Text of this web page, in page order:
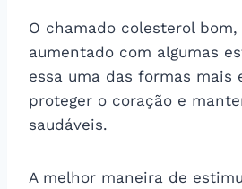
O chamado colesterol
aumentado com algumas
essa uma das formas mais
proteger o coração e
saudáveis.
A melhor maneira de